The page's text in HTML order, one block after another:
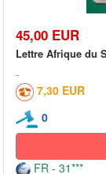
45,00 EUR
Lettre Afrique du
7,30 EUR
0
FR - 31***